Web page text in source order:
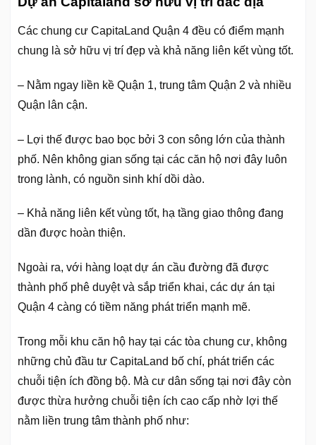
Các chung cư CapitaLand Quận 4 đều có điểm mạnh
chung là sở hữu vị trí đẹp và khả năng liên kết vùng tốt.
– Nằm ngay liền kề Quận 1, trung tâm Quận 2 và nhiều
Quận lân cận.
– Lợi thế được bao bọc bởi 3 con sông lớn của thành
phố. Nên không gian sống tại các căn hộ nơi đây luôn
trong lành, có nguồn sinh khí dồi dào.
– Khả năng liên kết vùng tốt, hạ tầng giao thông đang
dần được hoàn thiện.
Ngoài ra, với hàng loạt dự án cầu đường đã được
thành phố phê duyệt và sắp triển khai, các dự án tại
Quận 4 càng có tiềm năng phát triển mạnh mẽ.
Trong mỗi khu căn hộ hay tại các tòa chung cư, không
những chủ đầu tư CapitaLand bố chí, phát triển các
chuỗi tiện ích đồng bộ. Mà cư dân sống tại nơi đây còn
được thừa hưởng chuỗi tiện ích cao cấp nhờ lợi thế
nằm liền trung tâm thành phố như: